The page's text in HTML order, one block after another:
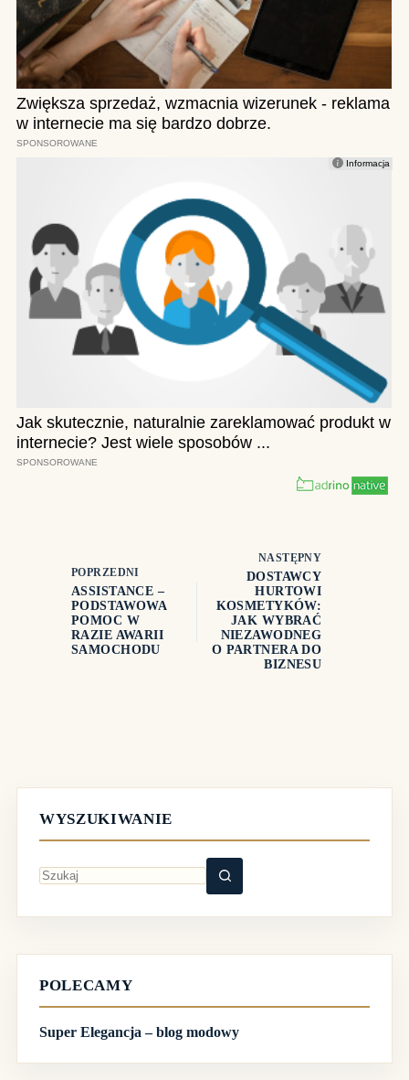
POPRZEDNI
ASSISTANCE –
PODSTAWOWA
POMOC W
RAZIE AWARII
SAMOCHODU
NASTĘPNY
DOSTAWCY
HURTOWI
KOSMETYKÓW:
JAK WYBRAĆ
NIEZAWODNEG
O PARTNERA DO
BIZNESU
WYSZUKIWANIE
wyników
POLECAMY
Super Elegancja – blog modowy